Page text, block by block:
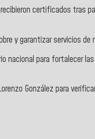
certificados tras
y garantizar servicios de
nacional para fortalecer
González para